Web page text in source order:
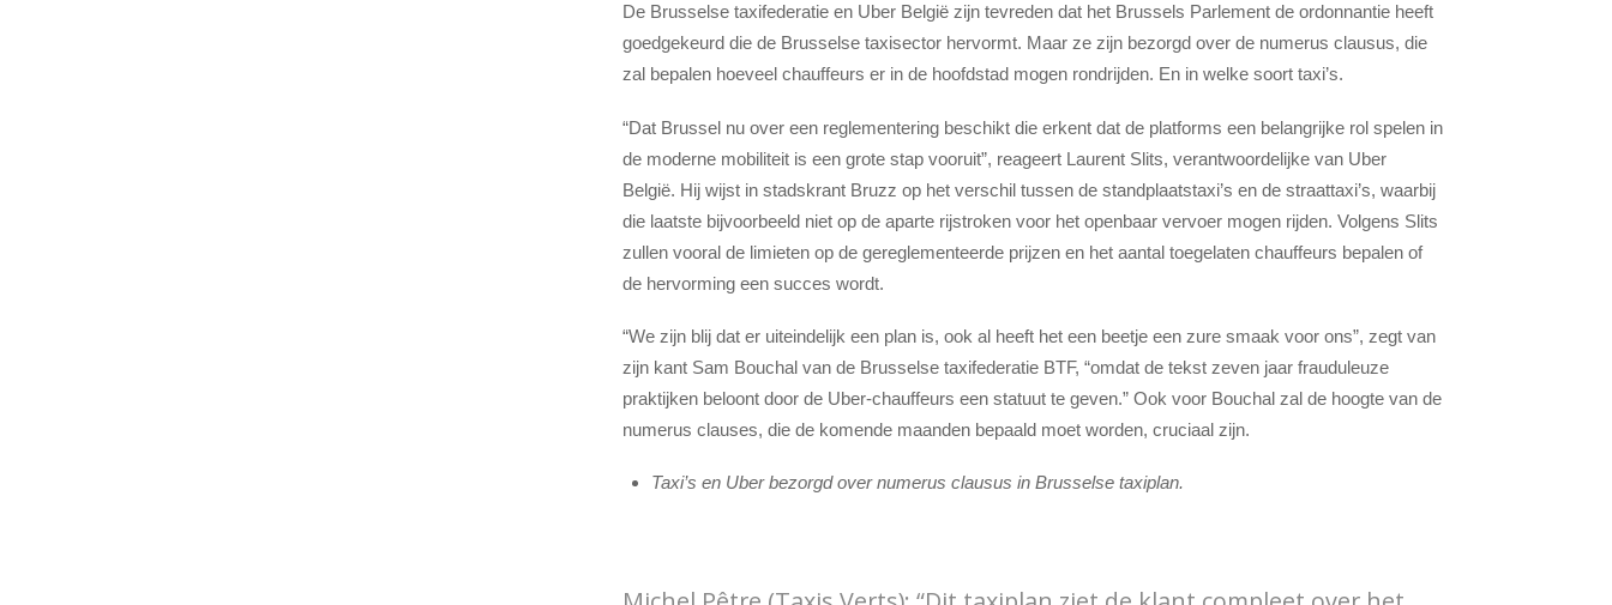
De Brusselse taxifederatie en Uber België zijn tevreden dat het Brussels Parlement de ordonnantie heeft
goedgekeurd die de Brusselse taxisector hervormt. Maar ze zijn bezorgd over de numerus clausus, die
zal bepalen hoeveel chauffeurs er in de hoofdstad mogen rondrijden. En in welke soort taxi’s.
“Dat Brussel nu over een reglementering beschikt die erkent dat de platforms een belangrijke rol spelen in
de moderne mobiliteit is een grote stap vooruit”, reageert Laurent Slits, verantwoordelijke van Uber
België. Hij wijst in stadskrant Bruzz op het verschil tussen de standplaatstaxi’s en de straattaxi’s, waarbij
die laatste bijvoorbeeld niet op de aparte rijstroken voor het openbaar vervoer mogen rijden. Volgens Slits
zullen vooral de limieten op de gereglementeerde prijzen en het aantal toegelaten chauffeurs bepalen of
de hervorming een succes wordt.
“We zijn blij dat er uiteindelijk een plan is, ook al heeft het een beetje een zure smaak voor ons”, zegt van
zijn kant Sam Bouchal van de Brusselse taxifederatie BTF, “omdat de tekst zeven jaar frauduleuze
praktijken beloont door de Uber-chauffeurs een statuut te geven.” Ook voor Bouchal zal de hoogte van de
numerus clauses, die de komende maanden bepaald moet worden, cruciaal zijn.
Taxi’s en Uber bezorgd over numerus clausus in Brusselse taxiplan.